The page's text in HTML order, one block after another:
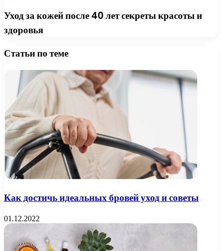
Уход за кожей после 40 лет секреты красоты и
здоровья
Статьи по теме
Как достичь идеальных бровей уход и советы
01.12.2022